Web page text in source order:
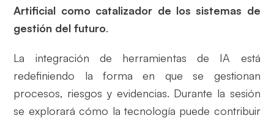
Artificial como catalizador de los sistemas de
gestión del futuro.
La integración de herramientas de IA está
redefiniendo la forma en que se gestionan
procesos, riesgos y evidencias. Durante la sesión
se explorará cómo la tecnología puede contribuir